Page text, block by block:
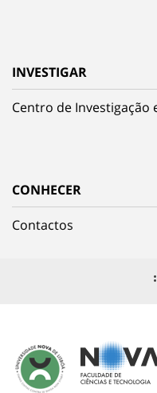
INVESTIGAR
Centro de Investigação
CONHECER
Contactos